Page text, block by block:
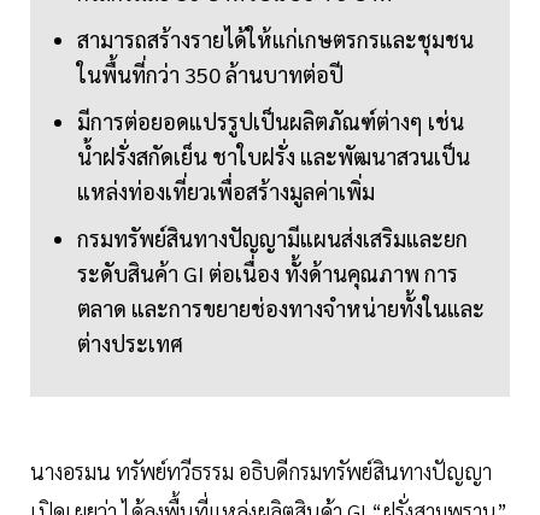
สามารถสร้างรายได้ให้แก่เกษตรกรและชุมชน
ในพื้นที่กว่า 350 ล้านบาทต่อปี
มีการต่อยอดแปรรูปเป็นผลิตภัณฑ์ต่างๆ เช่น
น้ำฝรั่งสกัดเย็น ชาใบฝรั่ง และพัฒนาสวนเป็น
แหล่งท่องเที่ยวเพื่อสร้างมูลค่าเพิ่ม
กรมทรัพย์สินทางปัญญามีแผนส่งเสริมและยก
ระดับสินค้า GI ต่อเนื่อง ทั้งด้านคุณภาพ การ
ตลาด และการขยายช่องทางจำหน่ายทั้งในและ
ต่างประเทศ
นางอรมน ทรัพย์ทวีธรรม อธิบดีกรมทรัพย์สินทางปัญญา